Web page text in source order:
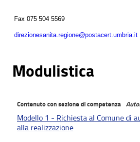
Fax 075 504 5569
direzionesanita.regione@postacert.umbria.it
Modulistica
Contenuto con sezione di competenza
Modello 1 - Richiesta al Comune di
alla realizzazione